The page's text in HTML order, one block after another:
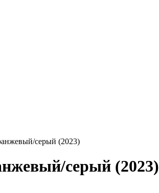
серый (2023)
серый (2023)